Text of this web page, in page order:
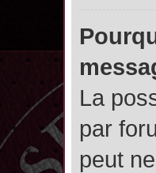
La
par
peut